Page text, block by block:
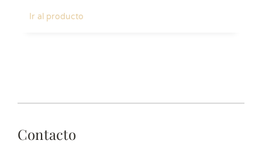
Ir al producto
Contacto